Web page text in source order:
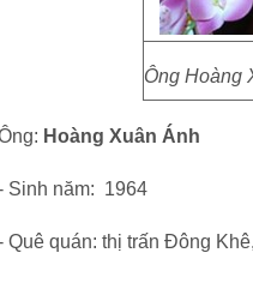
Ông Hoàng
Hoàng Xuân Ánh
Sinh năm: 1964
Quê quán: thị trấn Đông